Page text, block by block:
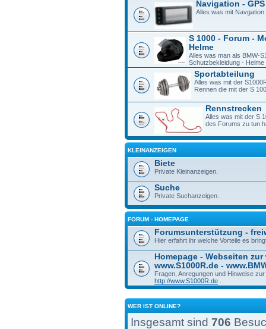
Navigation - GPS
Alles was mit
S 1000 - Forum -
Helme
Alles was man als BMW-
Schutzbekleidung -
Sportabteilung
Alles was mit der
Rennen die mit der S
Rennstrecken
Alles was mit der S
des Forums zu tun
KLEINANZEIGEN
Biete
Private Kleinanzeigen.
Suche
Private Suchanzeigen.
FORUM - HOMEPAGE
Forumsunterstützung -
Hier erfahrt ihr welche Vorteile es
Homepage - Webseiten zur
www.S1000R.de -
Fragen, Anregungen und Hinweise
http://www.S1000R.de
WER IST ONLINE?
Insgesamt sind 706